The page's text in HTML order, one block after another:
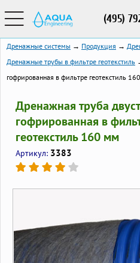
(495)
Дренажные системы → Продукция →
Дренажные трубы в фильтре геотекстиль
гофрированная в фильтре геотекстиль
Дренажная труба
гофрированная в
геотекстиль 160 мм
Артикул: 3383